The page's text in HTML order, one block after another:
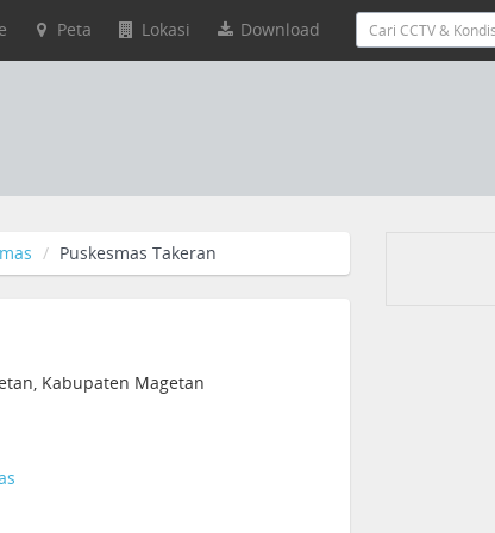
Peta Lokasi Download
Puskesmas Takeran
Kabupaten Magetan